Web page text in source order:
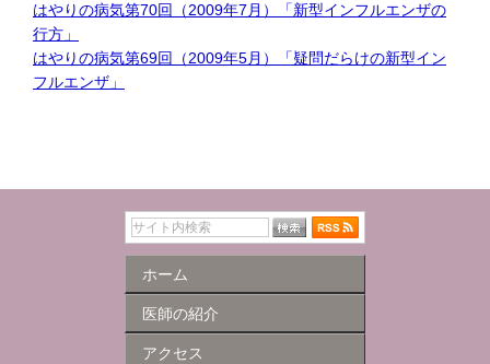
はやりの病気第70回（2009年7月）「新型インフルエンザの
行方」
はやりの病気第69回（2009年5月）「疑問だらけの新型イン
フルエンザ」
ホーム
医師の紹介
アクセス